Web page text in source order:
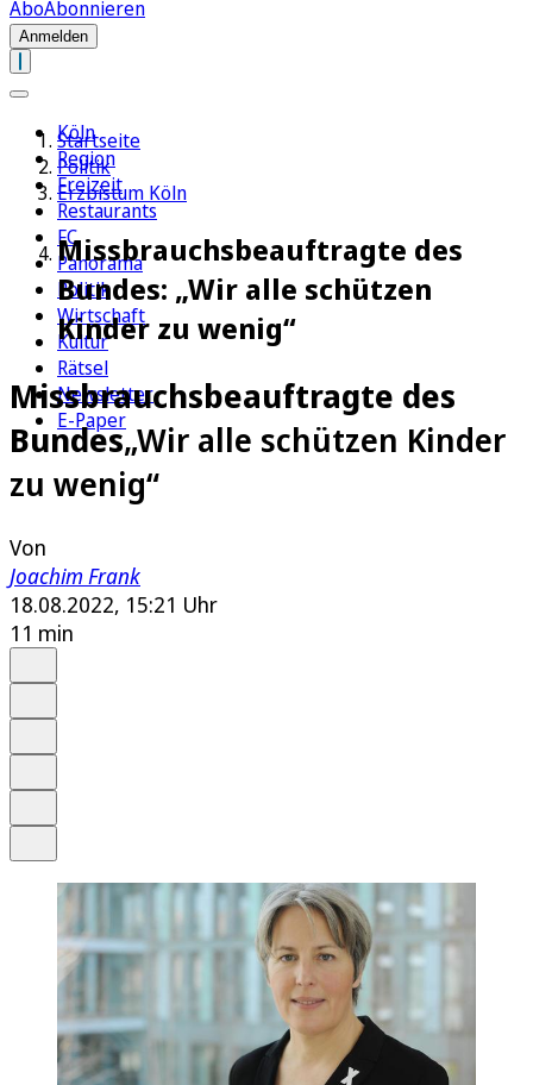
AboAbonnieren
Anmelden
Köln
Region
Freizeit
Restaurants
FC
Panorama
Politik
Wirtschaft
Kultur
Rätsel
Newsletter
E-Paper
Startseite
Politik
Erzbistum Köln
Missbrauchsbeauftragte des
Bundes: „Wir alle schützen
Kinder zu wenig“
Missbrauchsbeauftragte des
Bundes„Wir alle schützen Kinder
zu wenig“
Von
Joachim Frank
18.08.2022, 15:21 Uhr
11 min